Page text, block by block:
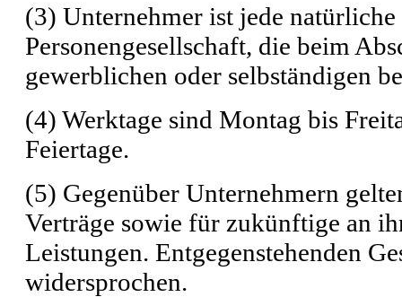
(3) Unternehmer ist jede
Personengesellschaft, die beim
gewerblichen oder selbständigen
(4) Werktage sind Montag bis
Feiertage.
(5) Gegenüber Unternehmern
Verträge sowie für zukünftige an
Leistungen. Entgegenstehenden
widersprochen.